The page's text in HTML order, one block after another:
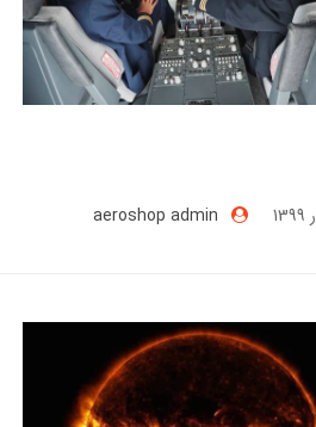
aeroshop admin